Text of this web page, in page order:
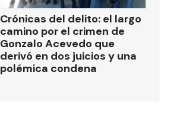
Crónicas del delito: el largo
camino por el crimen de
Gonzalo Acevedo que
derivó en dos juicios y una
polémica condena